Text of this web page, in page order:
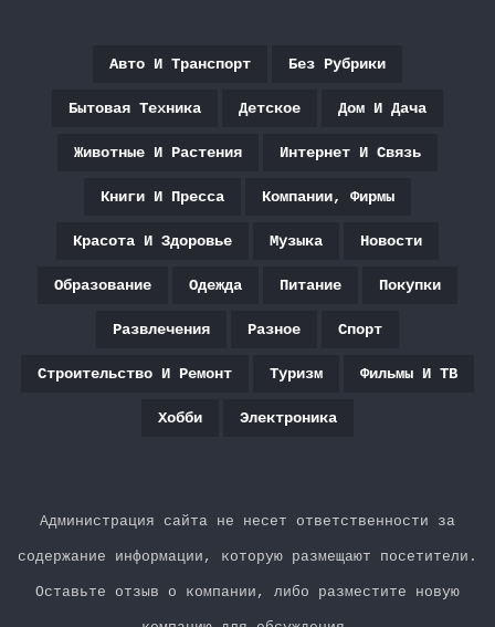
Авто И Транспорт Без Рубрики
Бытовая Техника Детское Дом И Дача
Животные И Растения Интернет И Связь
Книги И Пресса Компании, Фирмы
Красота И Здоровье Музыка Новости
Образование Одежда Питание Покупки
Развлечения Разное Спорт
Строительство И Ремонт Туризм Фильмы И ТВ
Хобби Электроника
Администрация сайта не несет ответственности за
содержание информации, которую размещают посетители.
Оставьте отзыв о компании, либо разместите новую